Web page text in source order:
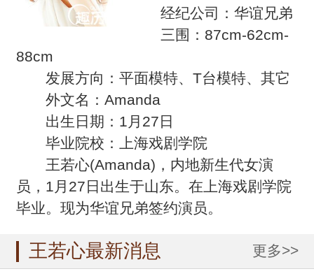
经纪公司：华谊兄弟
三围：87cm-62cm-
88cm
发展方向：平面模特、T台模特、其它
外文名：Amanda
出生日期：1月27日
毕业院校：上海戏剧学院
王若心(Amanda)，内地新生代女演
员，1月27日出生于山东。在上海戏剧学院
毕业。现为华谊兄弟签约演员。
王若心最新消息 更多>>